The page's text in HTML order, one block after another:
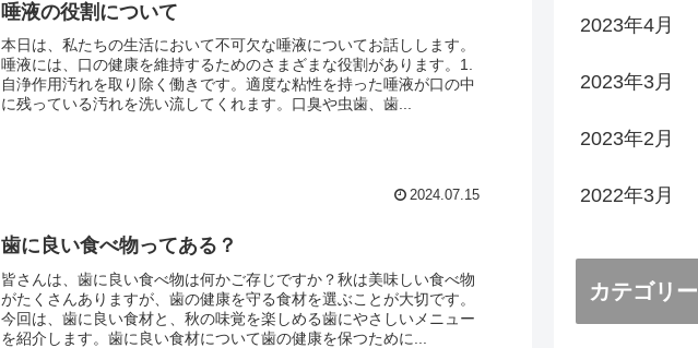
唾液の役割について
本日は、私たちの生活において不可欠な唾液についてお話しします。
唾液には、口の健康を維持するためのさまざまな役割があります。1.
自浄作用汚れを取り除く働きです。適度な粘性を持った唾液が口の中
に残っている汚れを洗い流してくれます。口臭や虫歯、歯...
2024.07.15
歯に良い食べ物ってある？
皆さんは、歯に良い食べ物は何かご存じですか？秋は美味しい食べ物
がたくさんありますが、歯の健康を守る食材を選ぶことが大切です。
今回は、歯に良い食材と、秋の味覚を楽しめる歯にやさしいメニュー
を紹介します。歯に良い食材について歯の健康を保つために...
2023年4月
2023年3月
2023年2月
2022年3月
カテゴリー